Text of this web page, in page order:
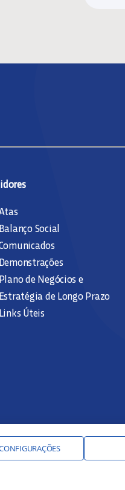
Balanço Social
Demonstrações
Plano de Negócios e
Estratégia de Longo Prazo
Links Úteis